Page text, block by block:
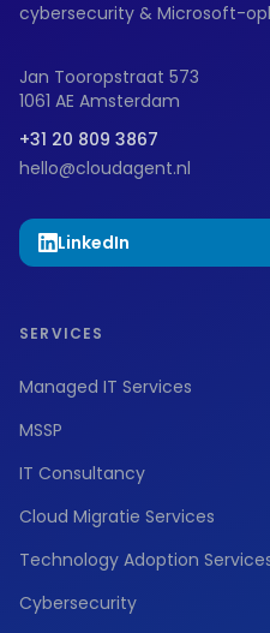
cybersecurity & Microsoft-
Jan Tooropstraat 573
1061 AE Amsterdam
+31 20 809 3867
hello@cloudagent.nl
LinkedIn
SERVICES
Managed IT Services
MSSP
IT Consultancy
Cloud Migratie Services
Technology Adoption
Cybersecurity